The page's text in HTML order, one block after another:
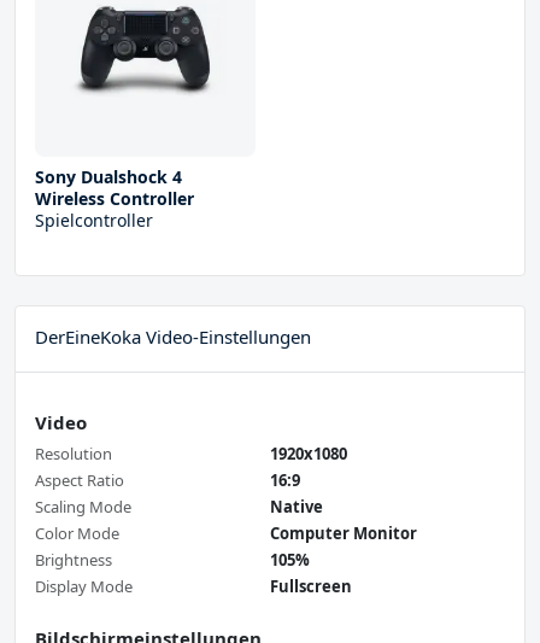
Sony Dualshock 4
Wireless Controller
Spielcontroller
DerEineKoka Video-Einstellungen
Video
Resolution
1920x1080
Aspect Ratio
16:9
Scaling Mode
Native
Color Mode
Computer Monitor
Brightness
105%
Display Mode
Fullscreen